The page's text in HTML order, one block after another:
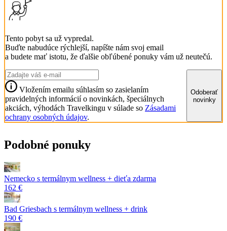
Tento pobyt sa už vypredal.
Buďte nabudúce rýchlejší, napíšte nám svoj email
a budete mať istotu, že ďalšie obľúbené ponuky vám už neutečú.
Vložením emailu súhlasím so zasielaním
pravidelných informácií o novinkách, špeciálnych
akciách, výhodách Travelkingu v súlade so Zásadami
ochrany osobných údajov.
Odoberať
novinky
Podobné ponuky
Nemecko s termálnym wellness + dieťa zdarma
162 €
Bad Griesbach s termálnym wellness + drink
190 €